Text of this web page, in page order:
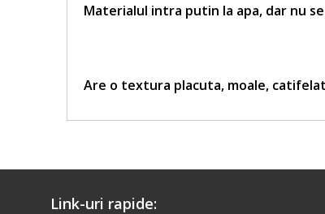
Materialul intra putin la apa, dar nu
Are o textura placuta, moale,
Link-uri rapide: